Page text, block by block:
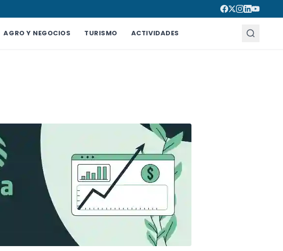
AGRO Y NEGOCIOS TURISMO ACTIVIDADES